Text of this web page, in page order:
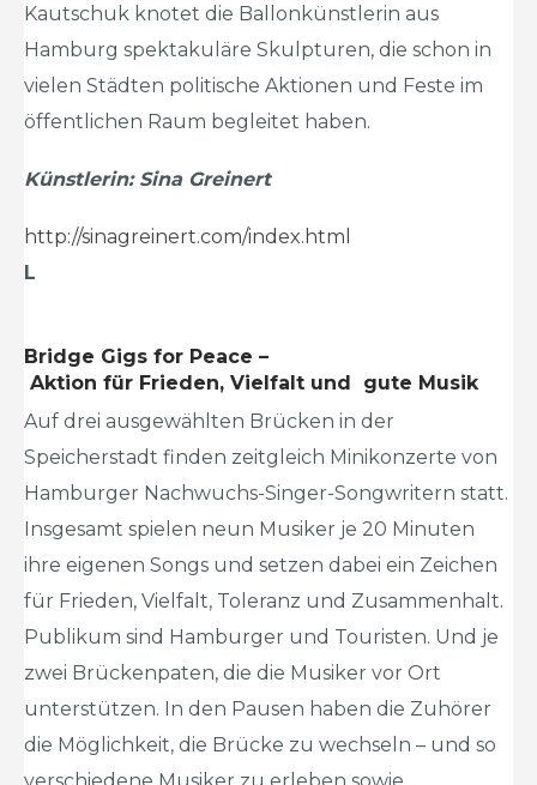
Kautschuk knotet die Ballonkünstlerin aus
Hamburg spektakuläre Skulpturen, die schon in
vielen Städten politische Aktionen und Feste im
öffentlichen Raum begleitet haben.
Künstlerin: Sina Greinert
http://sinagreinert.com/index.html
L
Bridge Gigs for Peace –
Aktion für Frieden, Vielfalt und gute Musik
Auf drei ausgewählten Brücken in der
Speicherstadt finden zeitgleich Minikonzerte von
Hamburger Nachwuchs-Singer-Songwritern statt.
Insgesamt spielen neun Musiker je 20 Minuten
ihre eigenen Songs und setzen dabei ein Zeichen
für Frieden, Vielfalt, Toleranz und Zusammenhalt.
Publikum sind Hamburger und Touristen. Und je
zwei Brückenpaten, die die Musiker vor Ort
unterstützen. In den Pausen haben die Zuhörer
die Möglichkeit, die Brücke zu wechseln – und so